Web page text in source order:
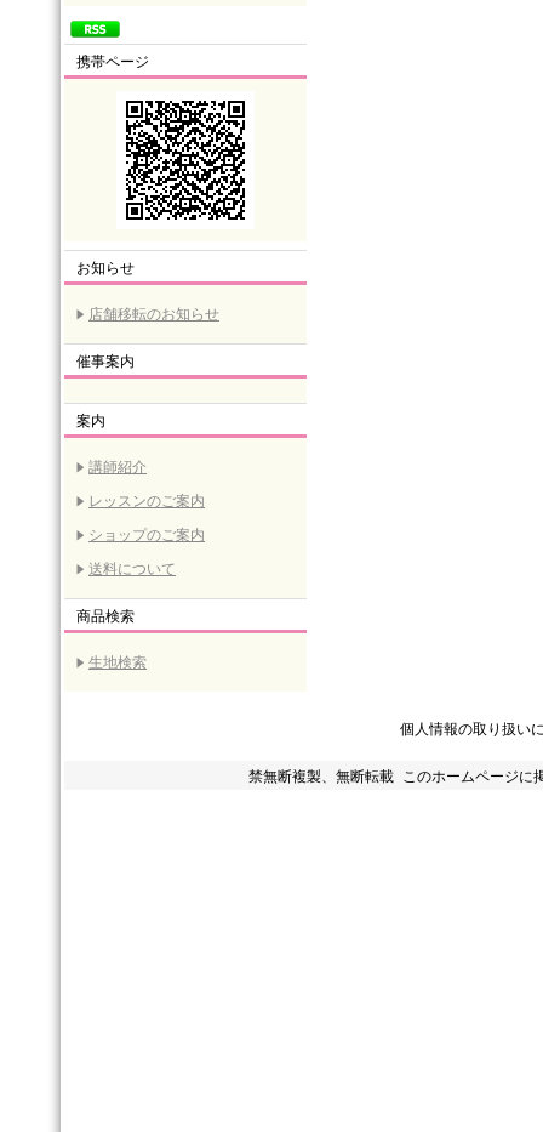
携帯ページ
お知らせ
店舗移転のお知らせ
催事案内
案内
講師紹介
レッスンのご案内
ショップのご案内
送料について
商品検索
生地検索
個人情報の取り扱い
禁無断複製、無断転載 このホームページに